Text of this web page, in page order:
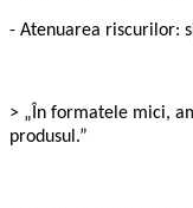
- Atenuarea riscurilor:
> „În formatele mici,
produsul.”